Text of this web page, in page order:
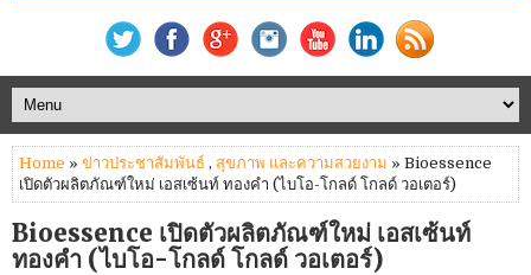
Home » ข่าวประชาสัมพันธ์ , สุขภาพ และความสวยงาม » Bioessence
เปิดตัวผลิตภัณฑ์ใหม่ เอสเซ้นท์ ทองคำ (ไบโอ-โกลด์ โกลด์ วอเตอร์)
Bioessence เปิดตัวผลิตภัณฑ์ใหม่ เอสเซ้นท์
ทองคำ (ไบโอ-โกลด์ โกลด์ วอเตอร์)